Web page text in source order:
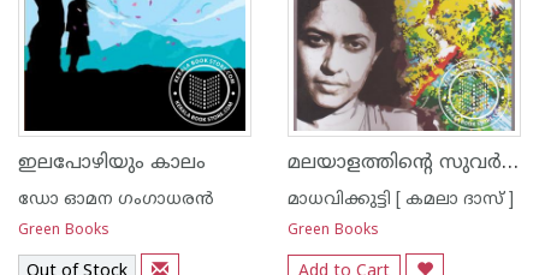
ഇലപോഴിയും കാലം
ഡോ ഓമന ഗംഗാധരന്‍
Green Books
മലയാളത്തിന്റെ സുവര്‍ണ്ണ കഥകള്‍ - മാധവിക്കുട്ടി
മാധവിക്കുട്ടി [ കമലാ ദാസ് ]
Green Books